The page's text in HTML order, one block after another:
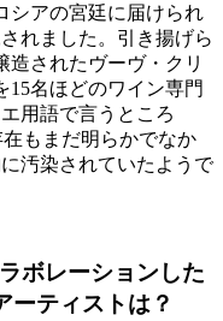
シアの宮廷に届けられ
れました。引き揚げら
造されたヴーヴ・クリ
15名ほどのワイン専門
用語で言うところ
もまだ明らかでなか
汚染されていたようで
ボレーションした
ーティストは？